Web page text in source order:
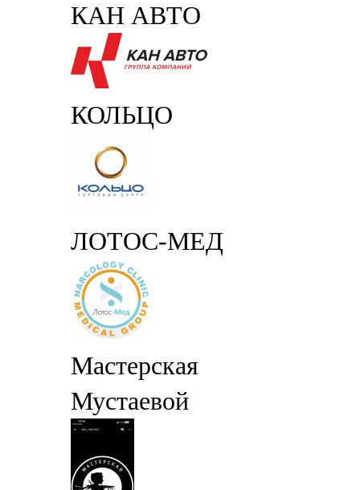
КАН АВТО
КОЛЬЦО
ЛОТОС-МЕД
Мастерская
Мустаевой